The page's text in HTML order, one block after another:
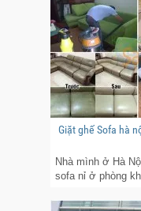
Giặt ghế Sofa hà
Nhà mình ở Hà
sofa nỉ ở phòng